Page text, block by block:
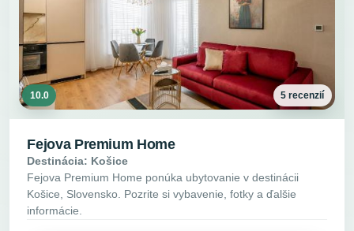
10.0 5 recenzií
Fejova Premium Home
Destinácia: Košice
Fejova Premium Home ponúka ubytovanie v destinácii
Košice, Slovensko. Pozrite si vybavenie, fotky a ďalšie
informácie.